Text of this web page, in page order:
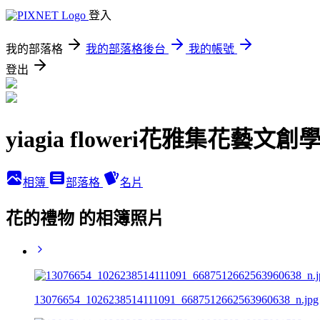
登入
我的部落格 我的部落格後台
我的帳號
登出
yiagia floweri花雅集花藝文創
相簿 部落格 名片
花的禮物 的相簿照片
13076654_1026238514111091_6687512662563960638_n.jpg